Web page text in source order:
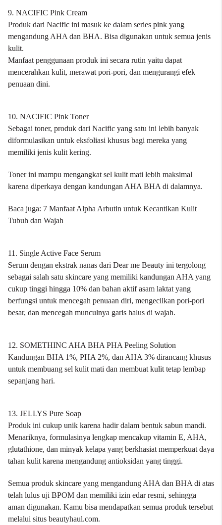
9. NACIFIC Pink Cream
Produk dari Nacific ini masuk ke dalam series pink yang
mengandung AHA dan BHA. Bisa digunakan untuk semua jenis
kulit.
Manfaat penggunaan produk ini secara rutin yaitu dapat
mencerahkan kulit, merawat pori-pori, dan mengurangi efek
penuaan dini.
10. NACIFIC Pink Toner
Sebagai toner, produk dari Nacific yang satu ini lebih banyak
diformulasikan untuk eksfoliasi khusus bagi mereka yang
memiliki jenis kulit kering.
Toner ini mampu mengangkat sel kulit mati lebih maksimal
karena diperkaya dengan kandungan AHA BHA di dalamnya.
Baca juga: 7 Manfaat Alpha Arbutin untuk Kecantikan Kulit
Tubuh dan Wajah
11. Single Active Face Serum
Serum dengan ekstrak nanas dari Dear me Beauty ini tergolong
sebagai salah satu skincare yang memiliki kandungan AHA yang
cukup tinggi hingga 10% dan bahan aktif asam laktat yang
berfungsi untuk mencegah penuaan diri, mengecilkan pori-pori
besar, dan mencegah munculnya garis halus di wajah.
12. SOMETHINC AHA BHA PHA Peeling Solution
Kandungan BHA 1%, PHA 2%, dan AHA 3% dirancang khusus
untuk membuang sel kulit mati dan membuat kulit tetap lembap
sepanjang hari.
13. JELLYS Pure Soap
Produk ini cukup unik karena hadir dalam bentuk sabun mandi.
Menariknya, formulasinya lengkap mencakup vitamin E, AHA,
glutathione, dan minyak kelapa yang berkhasiat memperkuat daya
tahan kulit karena mengandung antioksidan yang tinggi.
Semua produk skincare yang mengandung AHA dan BHA di atas
telah lulus uji BPOM dan memiliki izin edar resmi, sehingga
aman digunakan. Kamu bisa mendapatkan semua produk tersebut
melalui situs beautyhaul.com.